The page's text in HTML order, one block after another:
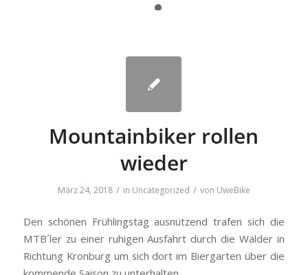
Mountainbiker rollen
wieder
März 24, 2018 / in Uncategorized / von UweBike
Den schönen Frühlingstag ausnützend trafen sich die
MTB´ler zu einer ruhigen Ausfahrt durch die Wälder in
Richtung Kronburg um sich dort im Biergarten über die